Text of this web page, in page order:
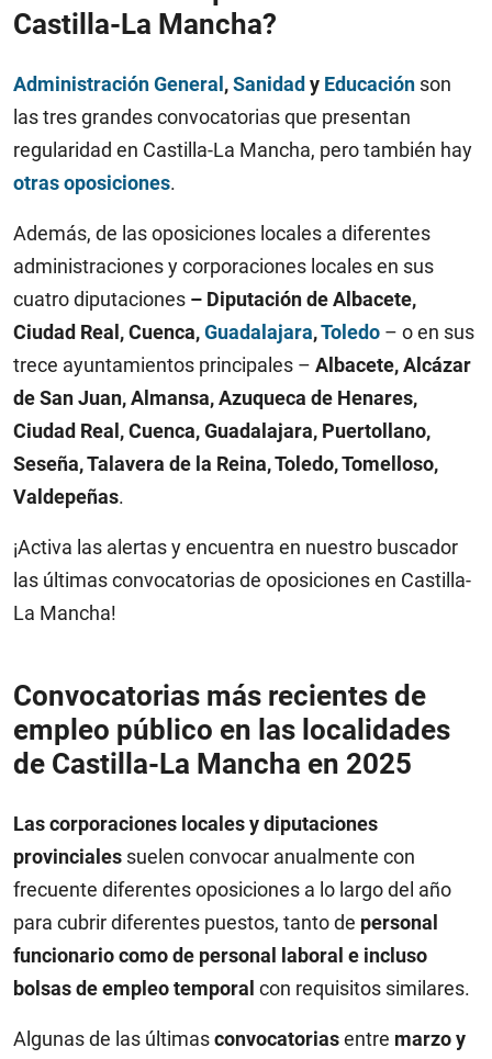
Castilla-La Mancha?
Administración General ,Sanidad y Educación son
las tres grandes convocatorias que presentan
regularidad en Castilla-La Mancha, pero también hay
otras oposiciones.
Además, de las oposiciones locales a diferentes
administraciones y corporaciones locales en sus
cuatro diputaciones – Diputación de Albacete,
Ciudad Real, Cuenca,Guadalajara,Toledo – o en sus
trece ayuntamientos principales – Albacete, Alcázar
de San Juan, Almansa, Azuqueca de Henares,
Ciudad Real, Cuenca, Guadalajara, Puertollano,
Seseña, Talavera de la Reina, Toledo, Tomelloso,
Valdepeñas.
¡Activa las alertas y encuentra en nuestro buscador
las últimas convocatorias de oposiciones en Castilla-
La Mancha!
Convocatorias más recientes de
empleo público en las localidades
de Castilla-La Mancha en 2025
Las corporaciones locales y diputaciones
provinciales suelen convocar anualmente con
frecuente diferentes oposiciones a lo largo del año
para cubrir diferentes puestos, tanto de personal
funcionario como de personal laboral e incluso
bolsas de empleo temporal con requisitos similares.
Algunas de las últimasconvocatoriasentre marzo y